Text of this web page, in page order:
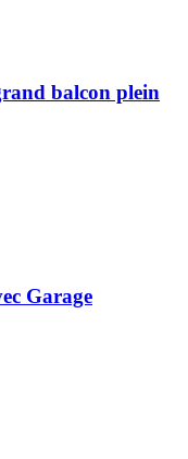
balcon plein
Garage